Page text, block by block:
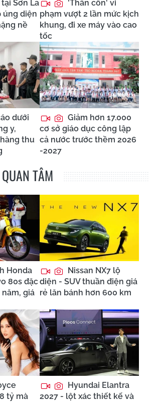
Sơn La
úng diện
nề
'Thần cồn' vi
phạm vượt 2 lần mức kịch
khung, đi xe máy vào cao
tốc
dưới
y,
thu
Giảm hơn 17.000
cơ sở giáo dục công lập
cả nước trước thềm 2026
-2027
TÂM
Honda
80s đặc
giá
Nissan NX7 lộ
diện - SUV thuần điện giá
rẻ lăn bánh hơn 600 km
tỷ mà
Hyundai Elantra
2027 - lột xác thiết kế và